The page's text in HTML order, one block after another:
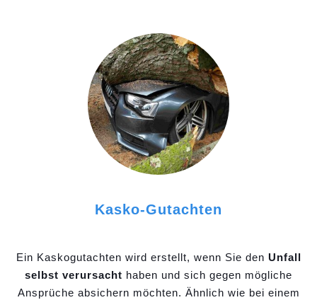
Kasko-Gutachten
Ein Kaskogutachten wird erstellt, wenn Sie den Unfall
selbst verursacht haben und sich gegen mögliche
Ansprüche absichern möchten. Ähnlich wie bei einem